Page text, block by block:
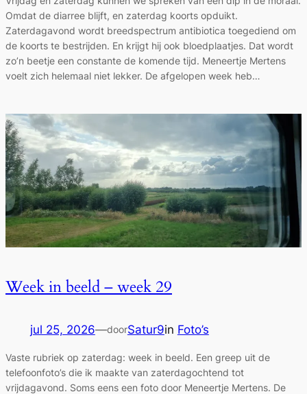
Omdat de diarree blijft, en zaterdag koorts opduikt.
Zaterdagavond wordt breedspectrum antibiotica toegediend om
de koorts te bestrijden. En krijgt hij ook bloedplaatjes. Dat wordt
zo’n beetje een constante de komende tijd. Meneertje Mertens
voelt zich helemaal niet lekker. De afgelopen week heb…
Week in beeld – week 29
jul 25, 2026—doorSatur9in Foto’s
Vaste rubriek op zaterdag: week in beeld. Een greep uit de
telefoonfoto’s die ik maakte van zaterdagochtend tot
vrijdagavond. Soms eens een foto door Meneertje Mertens. De